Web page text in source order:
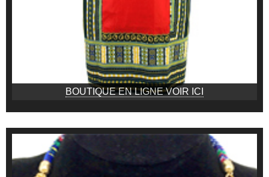
BOUTIQUE EN LIGNE VOIR ICI